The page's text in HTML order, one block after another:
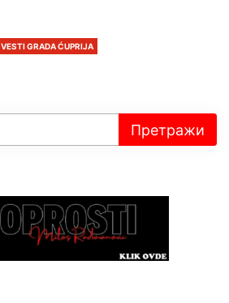
VESTI GRADA ĆUPRIJA